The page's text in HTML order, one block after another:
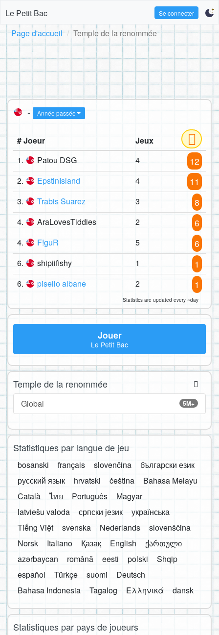
Le Petit Bac Se connecter
Page d'accueil Temple de la renommée
- Année passée
# Joeur
Jeux
1.
Patou DSG 4 12
2. EpstinIsland 4 11
3. Trabis Suarez 3 8
4. AraLovesTiddies 2 6
4. F!guR 5 6
6. shipiifishy 1 1
6. pisello albane 2 1
Statistics are updated every ~day
Jouer
Le Petit Bac
Temple de la renommée
5M+
Global
Statistiques par langue de jeu
bosanski français slovenčina
български език
русский язык
hrvatski čeština
Bahasa Melayu
Català
ไทย Português
Magyar
latviešu valoda
српски језик
українська
Tiếng Việt
svenska Nederlands
slovenščina
Norsk
Italiano Қазақ English
ქართული
azərbaycan
română eesti polski
Shqip
español
Türkçe suomi
Deutsch
Bahasa Indonesia
Tagalog Ελληνικά dansk
Statistiques par pays de joueurs